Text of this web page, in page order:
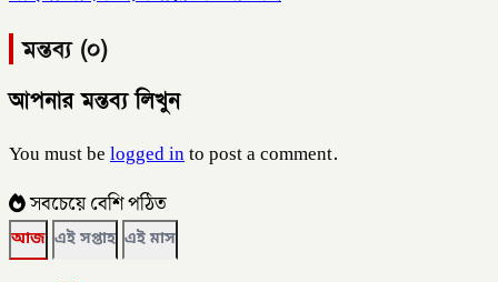
মন্তব্য (০)
আপনার মন্তব্য লিখুন
You must belogged into post a comment.
সবচেয়ে বেশি পঠিত
আজ এই সপ্তাহ এই মাস